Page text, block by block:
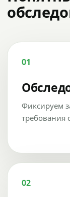
01
Фиксируем
требования
02